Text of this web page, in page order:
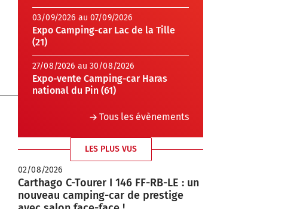
03/09/2026 au 07/09/2026
Expo Camping-car Lac de la Tille
(21)
27/08/2026 au 30/08/2026
Expo-vente Camping-car Haras
national du Pin (61)
Tous les évènements
LES PLUS VUS
02/08/2026
Carthago C-Tourer I 146 FF-RB-LE : un
nouveau camping-car de prestige